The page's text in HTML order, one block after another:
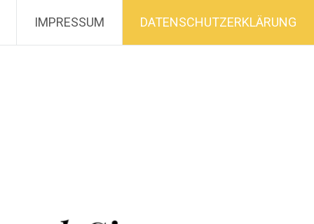
IMPRESSUM DATENSCHUTZERKLÄRUNG